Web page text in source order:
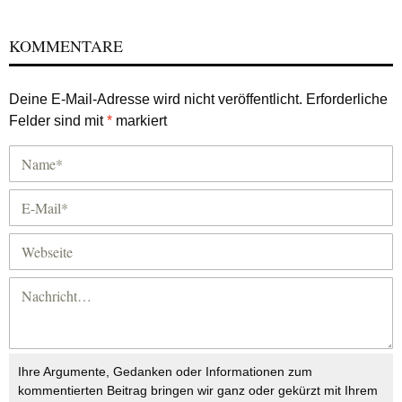
KOMMENTARE
Deine E-Mail-Adresse wird nicht veröffentlicht. Erforderliche
Felder sind mit* markiert
Ihre Argumente, Gedanken oder Informationen zum
kommentierten Beitrag bringen wir ganz oder gekürzt mit Ihrem